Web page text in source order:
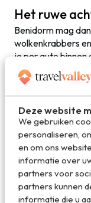
Deze website
We gebruiken
personaliseren,
en om ons
informatie over
partners voor
partners kunnen
informatie die u
Het ruwe
Benidorm mag
wolkenkrabbers
je per auto binnen
de hoge
wereld. De
van een
tour door de
Dewatervallen
prachtig heldere
afkoelen. Via een
het water